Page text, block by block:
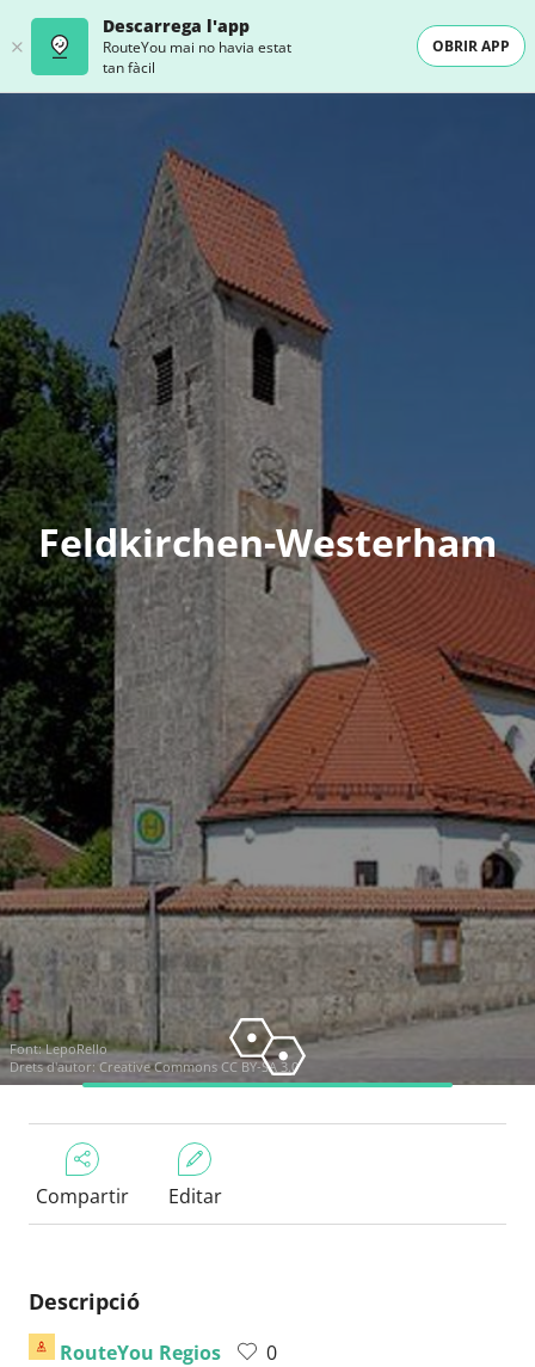
Descarrega l'app
RouteYou mai no havia estat
tan fàcil
OBRIR APP
Feldkirchen-Westerham
Font:LepoRello
Drets d'autor: Creative Commons CC BY-SA 3.0
Compartir Editar
Descripció
RouteYou Regios
0